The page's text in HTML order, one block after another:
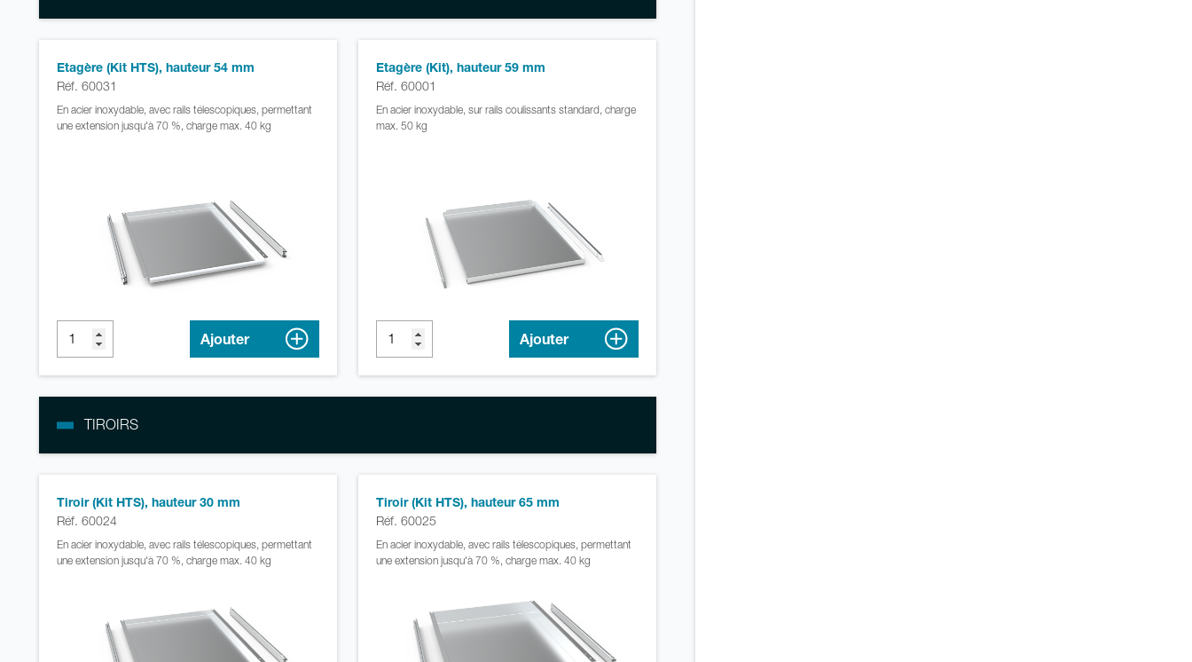
Etagère (Kit HTS), hauteur 54 mm
Réf. 60031
En acier inoxydable, avec rails télescopiques, permettant
une extension jusqu'à 70 %, charge max. 40 kg
Ajouter
Etagère (Kit), hauteur 59 mm
Réf. 60001
En acier inoxydable, sur rails coulissants standard, charge
max. 50 kg
Ajouter
TIROIRS
Tiroir (Kit HTS), hauteur 30 mm
Réf. 60024
En acier inoxydable, avec rails télescopiques, permettant
une extension jusqu'à 70 %, charge max. 40 kg
Tiroir (Kit HTS), hauteur 65 mm
Réf. 60025
En acier inoxydable, avec rails télescopiques, permettant
une extension jusqu'à 70 %, charge max. 40 kg